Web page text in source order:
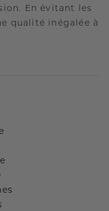
En évitant les
qualité inégalée à